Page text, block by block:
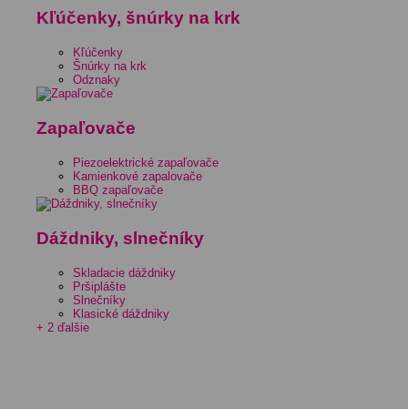
Kľúčenky, šnúrky na krk
Kľúčenky
Šnúrky na krk
Odznaky
Zapaľovače
Piezoelektrické zapaľovače
Kamienkové zapalovače
BBQ zapaľovače
Dáždniky, slnečníky
Skladacie dáždniky
Pršiplášte
Slnečníky
Klasické dáždniky
+ 2 ďalšie